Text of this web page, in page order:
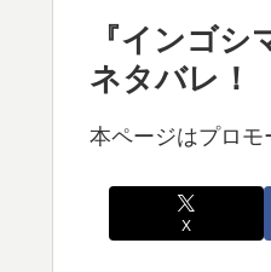
『インゴ
ネタバレ！
本ページはプロ
X